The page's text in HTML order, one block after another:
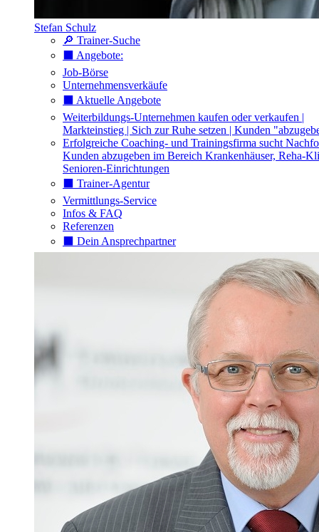
Stefan Schulz
🔎 Trainer-Suche
⬛️ Angebote:
Job-Börse
Unternehmensverkäufe
⬛️ Aktuelle Angebote
Weiterbildungs-Unternehmen kaufen oder verkaufen |
Markteinstieg | Sich zur Ruhe setzen | Kunden
Erfolgreiche Coaching- und Trainingsfirma sucht
Kunden abzugeben im Bereich Krankenhäuser, Reha-
Senioren-Einrichtungen
⬛️ Trainer-Agentur
Vermittlungs-Service
Infos & FAQ
Referenzen
⬛️ Dein Ansprechpartner